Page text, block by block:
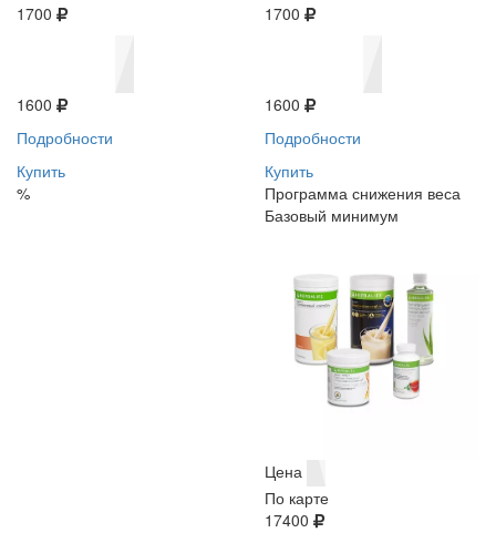
1700
1600
Подробности
Купить
%
1700
1600
Подробности
Купить
Программа снижения веса
Базовый минимум
Цена
По карте
17400